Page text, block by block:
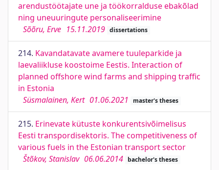
arendustöötajate une ja töökorralduse ebakõlad
ning uneuuringute personaliseerimine
Sõõru, Erve 15.11.2019 dissertations
214. Kavandatavate avamere tuuleparkide ja
laevaliikluse koostoime Eestis. Interaction of
planned offshore wind farms and shipping traffic
in Estonia
Süsmalainen, Kert 01.06.2021 master's theses
215. Erinevate kütuste konkurentsivõimelisus
Eesti transpordisektoris. The competitiveness of
various fuels in the Estonian transport sector
Štõkov, Stanislav 06.06.2014 bachelor's theses